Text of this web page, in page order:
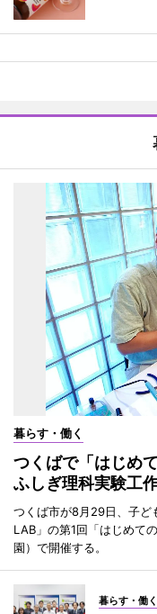
暮らす・働く
つくばで「はじめ
ふしぎ理科実験工作
つくば市が8月29日、子ど
LAB」の第1回「はじめて
園）で開催する。
暮らす・働く